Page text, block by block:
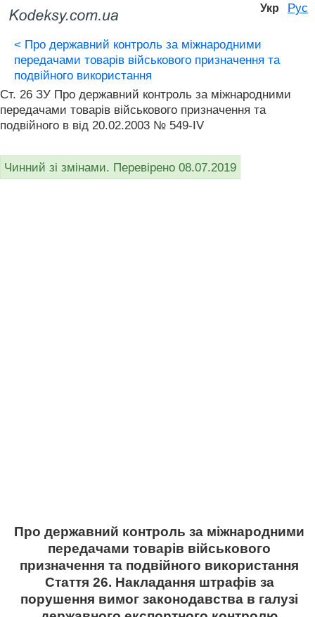
Укр Рус
< Про державний контроль за міжнародними
передачами товарів військового призначення та
подвійного використання
Ст. 26 ЗУ Про державний контроль за міжнародними
передачами товарів військового призначення та
подвійного в від 20.02.2003 № 549-IV
Чинний зі змінами. Перевірено 08.07.2019
Про державний контроль за міжнародними
передачами товарів військового
призначення та подвійного використання
Стаття 26. Накладання штрафів за
порушення вимог законодавства в галузі